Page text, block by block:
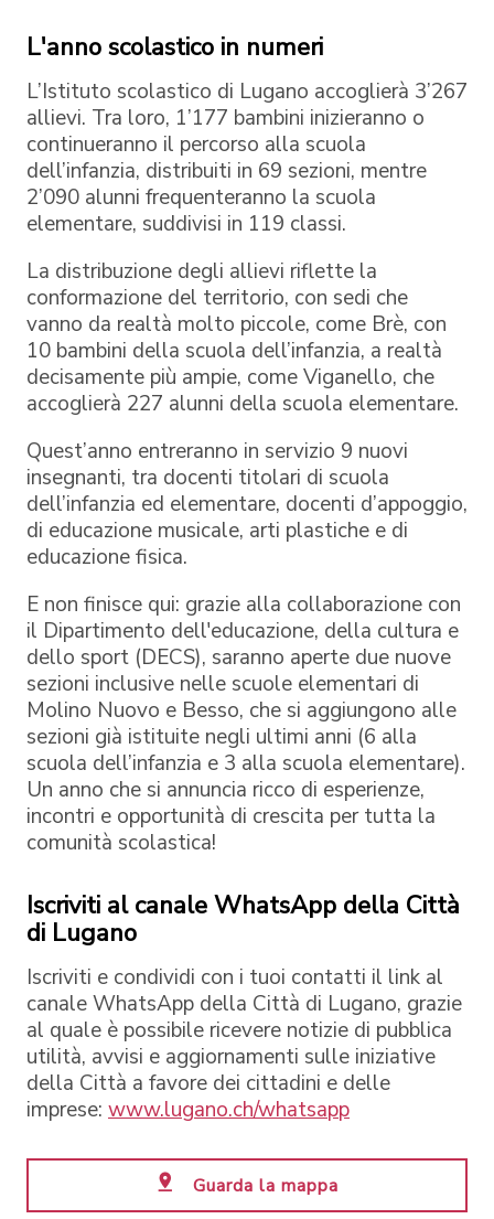
L'anno scolastico in numeri
L’Istituto scolastico di Lugano accoglierà 3’267
allievi. Tra loro, 1’177 bambini inizieranno o
continueranno il percorso alla scuola
dell’infanzia, distribuiti in 69 sezioni, mentre
2’090 alunni frequenteranno la scuola
elementare, suddivisi in 119 classi.
La distribuzione degli allievi riflette la
conformazione del territorio, con sedi che
vanno da realtà molto piccole, come Brè, con
10 bambini della scuola dell’infanzia, a realtà
decisamente più ampie, come Viganello, che
accoglierà 227 alunni della scuola elementare.
Quest’anno entreranno in servizio 9 nuovi
insegnanti, tra docenti titolari di scuola
dell’infanzia ed elementare, docenti d’appoggio,
di educazione musicale, arti plastiche e di
educazione fisica.
E non finisce qui: grazie alla collaborazione con
il Dipartimento dell'educazione, della cultura e
dello sport (DECS), saranno aperte due nuove
sezioni inclusive nelle scuole elementari di
Molino Nuovo e Besso, che si aggiungono alle
sezioni già istituite negli ultimi anni (6 alla
scuola dell’infanzia e 3 alla scuola elementare).
Un anno che si annuncia ricco di esperienze,
incontri e opportunità di crescita per tutta la
comunità scolastica!
Iscriviti al canale WhatsApp della Città
di Lugano
Iscriviti e condividi con i tuoi contatti il link al
canale WhatsApp della Città di Lugano, grazie
al quale è possibile ricevere notizie di pubblica
utilità, avvisi e aggiornamenti sulle iniziative
della Città a favore dei cittadini e delle
imprese: www.lugano.ch/whatsapp
Guarda la mappa